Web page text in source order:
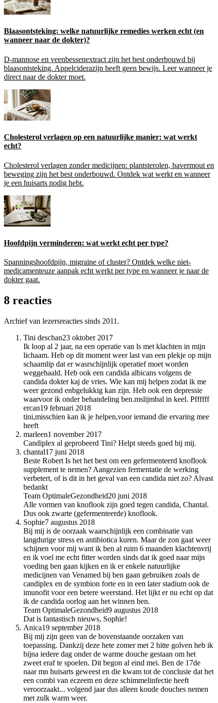
Blaasontsteking: welke natuurlijke remedies werken echt (en
wanneer naar de dokter)?
D-mannose en veenbessenextract zijn het best onderbouwd bij
blaasontsteking. Appelciderazijn heeft geen bewijs. Leer wanneer je
direct naar de dokter moet.
Cholesterol verlagen op een natuurlijke manier: wat werkt
echt?
Cholesterol verlagen zonder medicijnen: plantsterolen, havermout en
beweging zijn het best onderbouwd. Ontdek wat werkt en wanneer
je een huisarts nodig hebt.
Hoofdpijn verminderen: wat werkt echt per type?
Spanningshoofdpijn, migraine of cluster? Ontdek welke niet-
medicamenteuze aanpak echt werkt per type en wanneer je naar de
dokter gaat.
8 reacties
Archief van lezersreacties sinds 2011.
Tini deschan23 oktober 2017
Ik loop al 2 jaar, na een operatie van ls met klachten in mijn
lichaam. Heb op dit moment weer last van een plekje op mijn
schaamlip dat er wasrschijnlijk operatief moet worden
weggehaald. Heb ook een candida albicans volgens de
candida dokter kaj de vries. Wie kan mij helpen zodat ik me
weer gezond enbgelukkig kan zijn. Heb ook een depressie
waarvoor ik onder behandeling ben.mslijmbal in keel. Pffffff
ercan19 februari 2018
tini,misschien kan ik je helpen,voor iemand die ervaring mee
heeft
marleen1 november 2017
Candiplex al geprobeerd Tini? Helpt steeds goed bij mij.
chantal17 juni 2018
Beste Robert Is het het best om een gefermenteerd knoflook
supplement te nemen? Aangezien fermentatie de werking
verbetert, of is dit in het geval van een candida niet zo? Alvast
bedankt
Team OptimaleGezondheid20 juni 2018
Alle vormen van knoflook zijn goed tegen candida, Chantal.
Dus ook zwarte (gefermenteerde) knoflook.
Sophie7 augustus 2018
Bij mij is de oorzaak waarschijnlijk een combinatie van
langdurige stress en antibiotica kuren. Maar de zon gaat weer
schijnen voor mij want ik ben al ruim 6 maanden klachtenvrij
en ik voel me echt fitter worden sinds dat ik goed naar mijn
voeding ben gaan kijken en ik er enkele natuurlijke
medicijnen van Venamed bij ben gaan gebruiken zoals de
candiplex en de symbion forte en in een later stadium ook de
imunofit voor een betere weerstand. Het lijkt er nu echt op dat
ik de candida oorlog aan het winnen ben.
Team OptimaleGezondheid9 augustus 2018
Dat is fantastisch nieuws, Sophie!
Anica19 september 2018
Bij mij zijn geen van de bovenstaande oorzaken van
toepassing. Dankzij deze hete zomer met 2 hitte golven heb ik
bijna iedere dag onder de warme douche gestaan om het
zweet eraf te spoelen. Dit begon al eind mei. Ben de 17de
naar mn huisarts geweest en die kwam tot de conclusie dat het
een combi van eczeem en deze schimmelinfectie heeft
veroorzaakt... volgend jaar dus alleen koude douches nemen
met zulk warm weer.